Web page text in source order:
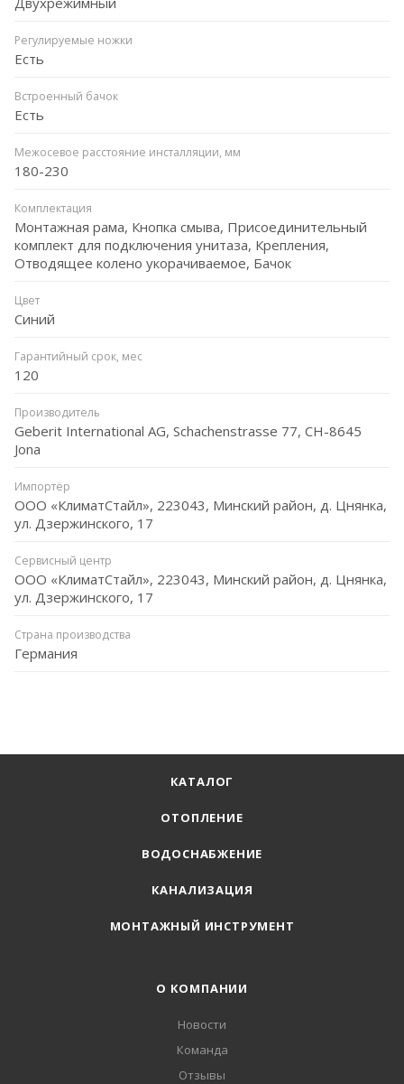
Регулируемые ножки
Есть
Встроенный бачок
Есть
Межосевое расстояние инсталляции, мм
180-230
Комплектация
Монтажная рама, Кнопка смыва, Присоединительный
комплект для подключения унитаза, Крепления,
Отводящее колено укорачиваемое, Бачок
Цвет
Синий
Гарантийный срок, мес
120
Производитель
Geberit International AG, Schachenstrasse 77, CH-8645
Jona
Импортёр
ООО «КлиматСтайл», 223043, Минский район, д. Цнянка,
ул. Дзержинского, 17
Сервисный центр
ООО «КлиматСтайл», 223043, Минский район, д. Цнянка,
ул. Дзержинского, 17
Страна производства
Германия
КАТАЛОГ
ОТОПЛЕНИЕ
ВОДОСНАБЖЕНИЕ
КАНАЛИЗАЦИЯ
МОНТАЖНЫЙ ИНСТРУМЕНТ
О КОМПАНИИ
Новости
Команда
Отзывы